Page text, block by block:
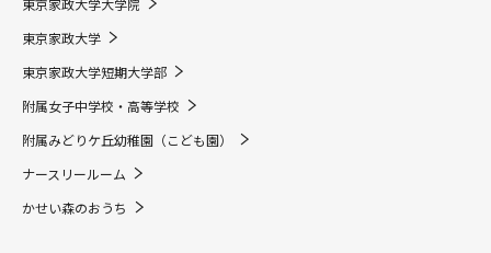
東京家政大学大学院
東京家政大学
東京家政大学短期大学部
附属女子中学校・高等学校
附属みどりケ丘幼稚園（こども園）
ナースリールーム
かせい森のおうち